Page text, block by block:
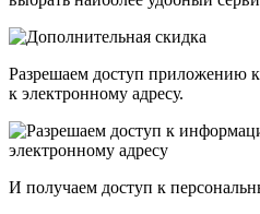
Разрешаем доступ приложению
к электронному адресу.
И получаем доступ к